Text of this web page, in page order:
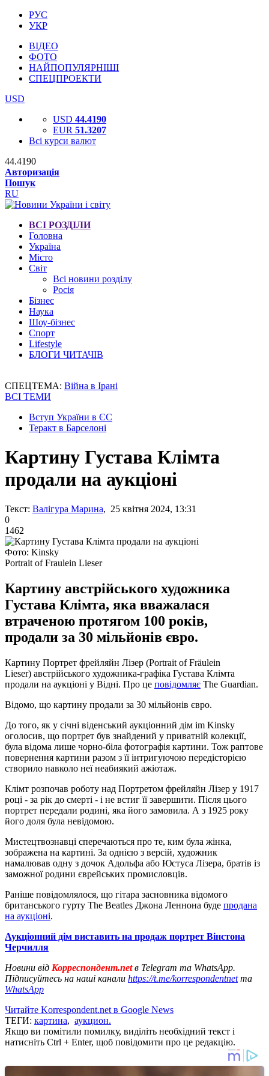
РУС
УКР
ВІДЕО
ФОТО
НАЙПОПУЛЯРНІШІ
СПЕЦПРОЕКТИ
USD
USD 44.4190
EUR 51.3207
Всі курси валют
44.4190
Авторизація
Пошук
RU
ВСІ РОЗДІЛИ
Головна
Україна
Місто
Світ
Всі новини розділу
Росія
Бізнес
Наука
Шоу-бізнес
Спорт
Lifestyle
БЛОГИ ЧИТАЧІВ
СПЕЦТЕМА: Війна в Ірані
ВСІ ТЕМИ
Вступ України в ЄС
Теракт в Барселоні
Картину Густава Клімта
продали на аукціоні
Текст: Валігура Марина, 25 квітня 2024, 13:31
0
1462
Фото: Kinsky
Portrait of Fraulein Lieser
Картину австрійського художника
Густава Клімта, яка вважалася
втраченою протягом 100 років,
продали за 30 мільйонів євро.
Картину Портрет фрейляйн Лізер (Portrait of Fräulein
Lieser) австрійського художника-графіка Густава Клімта
продали на аукціоні у Відні. Про це повідомляє The Guardian.
Відомо, що картину продали за 30 мільйонів євро.
До того, як у січні віденський аукціонний дім im Kinsky
оголосив, що портрет був знайдений у приватній колекції,
була відома лише чорно-біла фотографія картини. Тож раптове
повернення картини разом з її інтригуючою передісторією
створило навколо неї неабиякий ажіотаж.
Клімт розпочав роботу над Портретом фрейляйн Лізер у 1917
році - за рік до смерті - і не встиг її завершити. Після цього
портрет передали родині, яка його замовила. А з 1925 року
його доля була невідомою.
Мистецтвознавці сперечаються про те, ким була жінка,
зображена на картині. За однією з версій, художник
намалював одну з дочок Адольфа або Юстуса Лізера, братів із
заможної родини єврейських промисловців.
Раніше повідомлялося, що гітара засновника відомого
британського гурту The Beatles Джона Леннона буде продана
на аукціоні.
Аукціонний дім виставить на продаж портрет Вінстона
Черчилля
Новини від Корреспондент.netв Telegram та WhatsApp.
Підписуйтесь на наші канали https://t.me/korrespondentnetта
WhatsApp
Читайте Korrespondent.net в Google News
ТЕГИ: картина, аукцион.
Якщо ви помітили помилку, виділіть необхідний текст і
натисніть Ctrl + Enter, щоб повідомити про це редакцію.